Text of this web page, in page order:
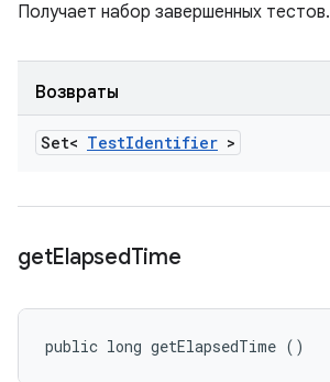
Получает набор завершенных тестов.
Возвраты
Set< TestIdentifier >
getElapsedTime
public long getElapsedTime ()